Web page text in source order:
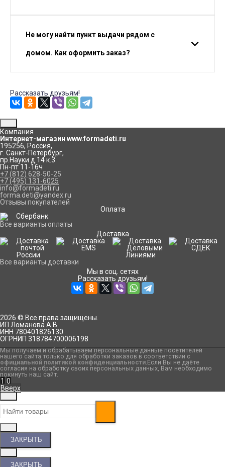
Не могу найти пункт выдачи рядом с
домом. Как оформить заказ?
Рассказать друзьям!
Компания
Интернет-магазин www.formadeti.ru
195256, Россия,
г. Санкт-Петербург,
пр.Науки д.14 к.3
Пн-пт 11-16ч
+7 (812) 628-50-25
+7 (495) 131-6025
info@formadeti.ru
forma.deti@yandex.ru
Отзывы покупателей
Оплата
Все варианты оплаты
Доставка
Все варианты доставки
Мы в соц. сетях
Рассказать друзьям!
2026 © Все права защищены.
ИП Ломанова А.В.
ИНН 780401826130
ОГРНИП 318784700006198
Мы получаем и обрабатываем персональные данные посетителей
нашего сайта только для обработки заказов в соответствии с
официальной политикой конфиденциальности.Если Вы не даёте
согласия на обработку своих персональных данных, Вам необходимо
покинуть наш сайт.
1 0
Вверх
ЗАКРЫТЬ
ЗАКРЫТЬ